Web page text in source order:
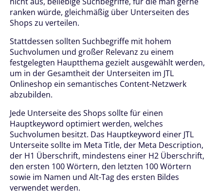
ranken würde, gleichmäßig über Unterseiten des
Shops zu verteilen.
Stattdessen sollten Suchbegriffe mit hohem
Suchvolumen und großer Relevanz zu einem
festgelegten Hauptthema gezielt ausgewählt werden,
um in der Gesamtheit der Unterseiten im JTL
Onlineshop ein semantisches Content-Netzwerk
abzubilden.
Jede Unterseite des Shops sollte für einen
Hauptkeyword optimiert werden, welches
Suchvolumen besitzt. Das Hauptkeyword einer JTL
Unterseite sollte im Meta Title, der Meta Description,
der H1 Überschrift, mindestens einer H2 Überschrift,
den ersten 100 Wörtern, den letzten 100 Wörtern
sowie im Namen und Alt-Tag des ersten Bildes
verwendet werden.